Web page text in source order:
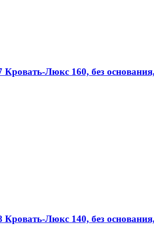
Кровать-Люкс 160, без
Кровать-Люкс 140, без